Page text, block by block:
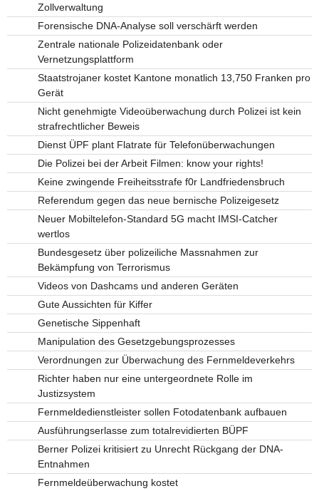
Zollverwaltung
Forensische DNA-Analyse soll verschärft werden
Zentrale nationale Polizeidatenbank oder
Vernetzungsplattform
Staatstrojaner kostet Kantone monatlich 13,750 Franken pro
Gerät
Nicht genehmigte Videoüberwachung durch Polizei ist kein
strafrechtlicher Beweis
Dienst ÜPF plant Flatrate für Telefonüberwachungen
Die Polizei bei der Arbeit Filmen: know your rights!
Keine zwingende Freiheitsstrafe f0r Landfriedensbruch
Referendum gegen das neue bernische Polizeigesetz
Neuer Mobiltelefon-Standard 5G macht IMSI-Catcher
wertlos
Bundesgesetz über polizeiliche Massnahmen zur
Bekämpfung von Terrorismus
Videos von Dashcams und anderen Geräten
Gute Aussichten für Kiffer
Genetische Sippenhaft
Manipulation des Gesetzgebungsprozesses
Verordnungen zur Überwachung des Fernmeldeverkehrs
Richter haben nur eine untergeordnete Rolle im
Justizsystem
Fernmeldedienstleister sollen Fotodatenbank aufbauen
Ausführungserlasse zum totalrevidierten BÜPF
Berner Polizei kritisiert zu Unrecht Rückgang der DNA-
Entnahmen
Fernmeldeüberwachung kostet